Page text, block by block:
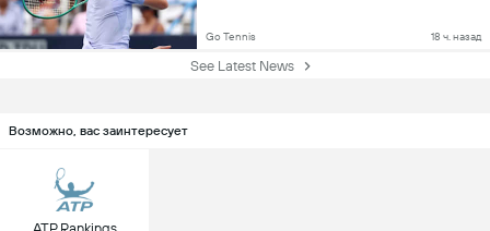
Go Tennis 18 ч. назад
See Latest News
Возможно, вас заинтересует
ATP Rankings